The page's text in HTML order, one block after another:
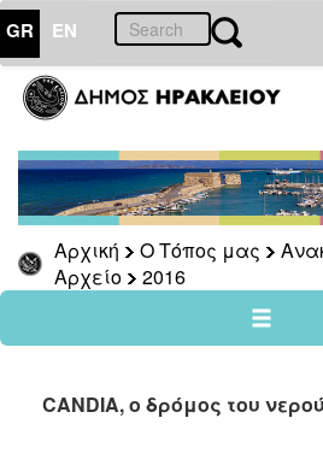
GR EN
Αρχική Ο Τόπος μας
Αρχείο
2016
ΤΟΠΟΣ
ΜΑΣ
Ανακοινώσεις
Αρχείο
2026
2025
CANDIA, ο δρόμος του